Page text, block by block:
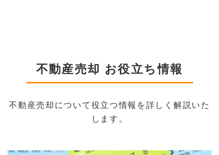
不動産売却 お役立ち情報
不動産売却について役立つ情報を詳しく解説いた
します。